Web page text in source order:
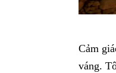
Cảm
váng.